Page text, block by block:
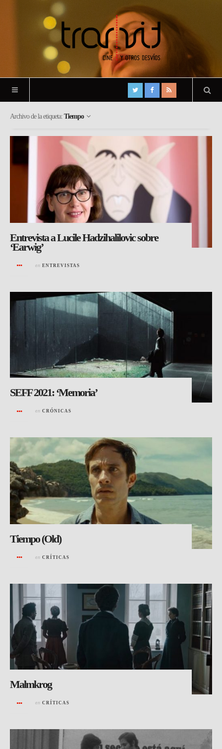
Archivo de la etiqueta: Tiempo
Entrevista a Lucile Hadzihalilovic sobre
‘Earwig’
en ENTREVISTAS
SEFF 2021: ‘Memoria’
en CRÓNICAS
Tiempo (Old)
en CRÍTICAS
Malmkrog
en CRÍTICAS